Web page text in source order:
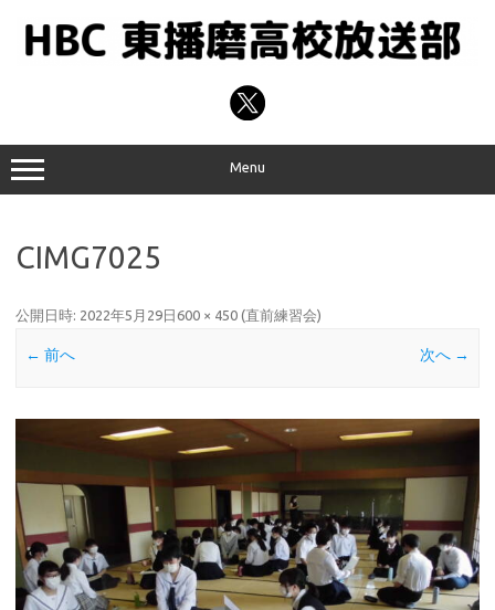
プ
Menu
CIMG7025
公開日時: 2022年5月29日 600 × 450 (直前練習会)
← 前へ 次へ →